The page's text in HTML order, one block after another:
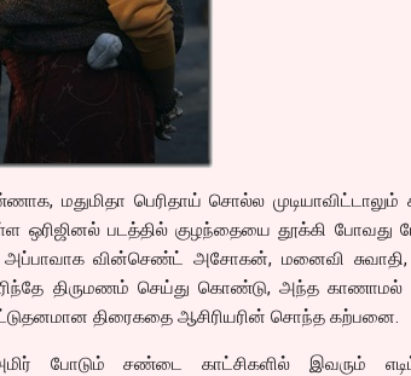
மதுமிதா பெரிதாய் சொல்ல முடியாவிட்டாலும்
ஒரிஜினல் படத்தில் குழந்தையை தூக்கி போவது
அப்பாவாக வின்செண்ட் அசோகன், மனைவி சுவாதி,
திருமணம் செய்து கொண்டு, அந்த
திரைகதை ஆசிரியரின் சொந்த கற்பனை.
அமிர் போடும் சண்டை காட்சிகளில் இவரும்